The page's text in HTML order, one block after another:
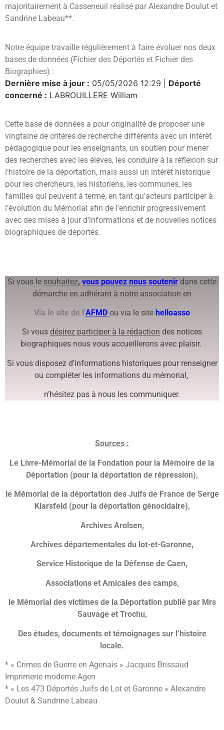
majoritairement à Casseneuil réalisé par Alexandre Doulut et
Sandrine Labeau**.
Notre équipe travaille régulièrement à faire évoluer nos deux
bases de données (Fichier des Déportés et Fichier des
Biographies) :
Dernière mise à jour : 05/05/2026 12:29 | Déporté
concerné : LABROUILLERE William
Cette base de données a pour originalité de proposer une
vingtaine de critères de recherche différents avec un intérêt
pédagogique pour les enseignants, un soutien pour mener
des recherches avec les élèves, les conduire à la réflexion sur
l’histoire de la déportation, mais aussi un intérêt historique
pour les chercheurs, les historiens, les communes, les
familles qui peuvent à terme, en tant qu’acteurs participer à
l’évolution du Mémorial afin de l’enrichir progressivement
avec des mises à jour d’informations et de nouvelles notices
biographiques de déportés.
Si vous le souhaitez, vous pouvez nous soutenir dans cette
démarche en adhérant à notre association en
Via le site de l’AFMD ou via le site helloasso
Si vous désirez participer à la rédaction des notices
biographiques nous vous accueillerons avec plaisir.
Si vous disposez d’informations historiques pour renseigner
ou compléter les informations du mémorial,
n’hésitez pas à nous les communiquer.
Sources :
Le Livre-Mémorial de la Fondation pour la Mémoire de la
Déportation (pour la déportation de répression),
le Mémorial de la déportation des Juifs de France de Serge
Klarsfeld (pour la déportation génocidaire),
Archives Arolsen,
Archives départementales du lot-et-Garonne,
Service Historique de la Défense de Caen,
Associations et Amicales des camps,
le Mémorial des victimes de la Déportation publié par Mrs
Sauvage et Trochu,
Des études, documents et témoignages sur l’histoire
locale.
* « Crimes de Guerre en Agenais » Jacques Brissaud
Imprimerie moderne Agen
* « Les 473 Déportés Juifs de Lot et Garonne » Alexandre
Doulut & Sandrine Labeau